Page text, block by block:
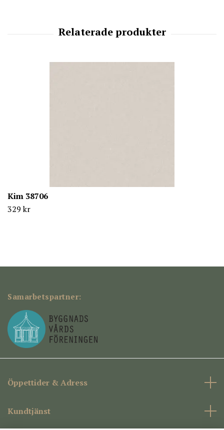
Kim 38706
329 kr
Samarbetspartner:
Öppettider & Adress
Kundtjänst